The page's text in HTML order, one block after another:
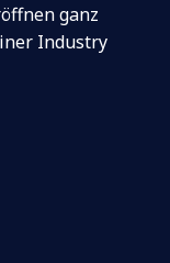
ganz
Industry